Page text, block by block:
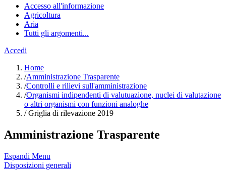
Accesso all'informazione
Agricoltura
Aria
Tutti gli argomenti...
Accedi
Home
/Amministrazione Trasparente
/Controlli e rilievi sull'amministrazione
/Organismi indipendenti di valutuazione, nuclei di valutazione
o altri organismi con funzioni analoghe
/Griglia di rilevazione 2019
Amministrazione Trasparente
Espandi Menu
Disposizioni generali